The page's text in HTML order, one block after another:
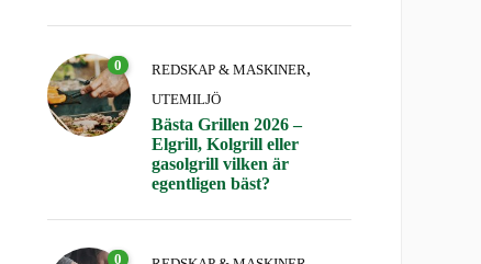
0 REDSKAP & MASKINER,
UTEMILJÖ
Bästa Grillen 2026 –
Elgrill, Kolgrill eller
gasolgrill vilken är
egentligen bäst?
0